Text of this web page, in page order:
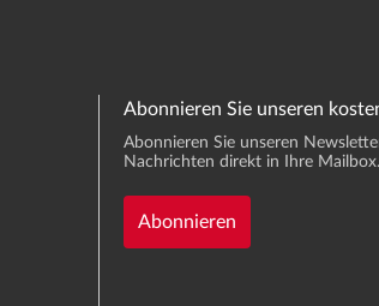
Abonnieren Sie unseren
Abonnieren Sie unseren
Nachrichten direkt in Ihre Mailbox.
Abonnieren